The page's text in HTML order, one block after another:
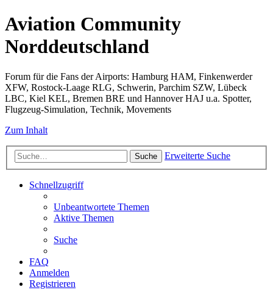
Aviation Community
Norddeutschland
Forum für die Fans der Airports: Hamburg HAM, Finkenwerder
XFW, Rostock-Laage RLG, Schwerin, Parchim SZW, Lübeck
LBC, Kiel KEL, Bremen BRE und Hannover HAJ u.a. Spotter,
Flugzeug-Simulation, Technik, Movements
Zum Inhalt
Suche Erweiterte Suche
Schnellzugriff
Unbeantwortete Themen
Aktive Themen
Suche
FAQ
Anmelden
Registrieren